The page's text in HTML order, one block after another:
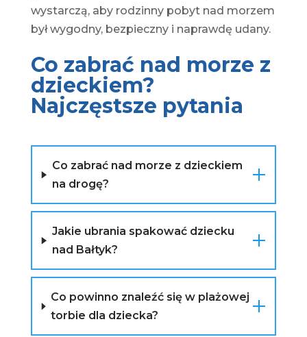
wystarczą, aby rodzinny pobyt nad morzem
był wygodny, bezpieczny i naprawdę udany.
Co zabrać nad morze z
dzieckiem?
Najczęstsze pytania
Co zabrać nad morze z dzieckiem
na drogę?
Jakie ubrania spakować dziecku
nad Bałtyk?
Co powinno znaleźć się w plażowej
torbie dla dziecka?